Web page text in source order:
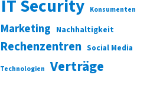
IT Security Konsumenten
Marketing Nachhaltigkeit
Rechenzentren Social Media
Technologien Verträge